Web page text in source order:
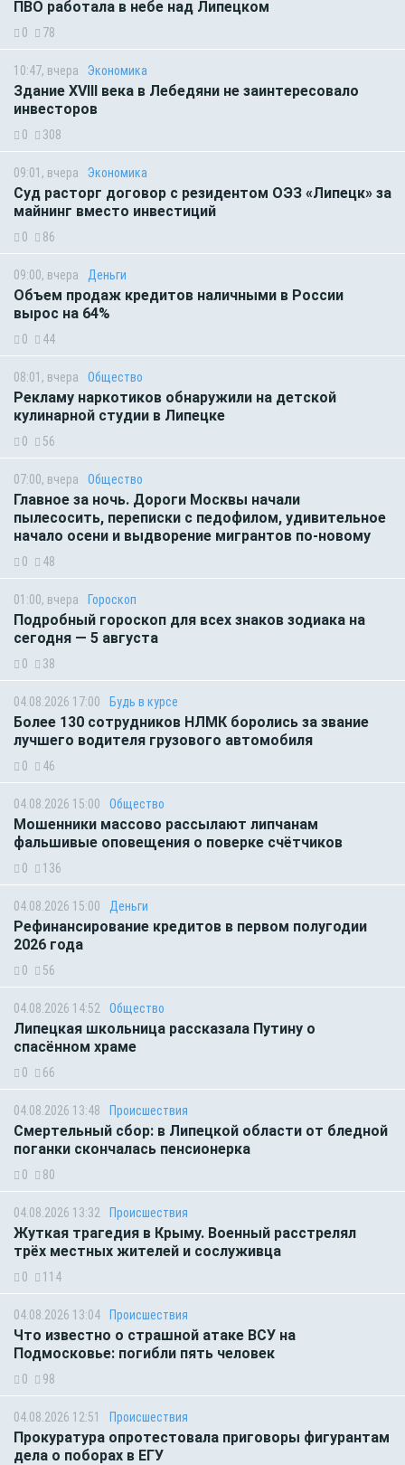
ПВО работала в небе над Липецком
0 78
10:47, вчера Экономика
Здание XVIII века в Лебедяни не заинтересовало
инвесторов
0 308
09:01, вчера Экономика
Суд расторг договор с резидентом ОЭЗ «Липецк» за
майнинг вместо инвестиций
0 86
09:00, вчера Деньги
Объем продаж кредитов наличными в России
вырос на 64%
0 44
08:01, вчера Общество
Рекламу наркотиков обнаружили на детской
кулинарной студии в Липецке
0 56
07:00, вчера Общество
Главное за ночь. Дороги Москвы начали
пылесосить, переписки с педофилом, удивительное
начало осени и выдворение мигрантов по-новому
0 48
01:00, вчера Гороскоп
Подробный гороскоп для всех знаков зодиака на
сегодня — 5 августа
0 38
04.08.2026 17:00 Будь в курсе
Более 130 сотрудников НЛМК боролись за звание
лучшего водителя грузового автомобиля
0 46
04.08.2026 15:00 Общество
Мошенники массово рассылают липчанам
фальшивые оповещения о поверке счётчиков
0 136
04.08.2026 15:00 Деньги
Рефинансирование кредитов в первом полугодии
2026 года
0 56
04.08.2026 14:52 Общество
Липецкая школьница рассказала Путину о
спасённом храме
0 66
04.08.2026 13:48 Происшествия
Смертельный сбор: в Липецкой области от бледной
поганки скончалась пенсионерка
0 80
04.08.2026 13:32 Происшествия
Жуткая трагедия в Крыму. Военный расстрелял
трёх местных жителей и сослуживца
0 114
04.08.2026 13:04 Происшествия
Что известно о страшной атаке ВСУ на
Подмосковье: погибли пять человек
0 98
04.08.2026 12:51 Происшествия
Прокуратура опротестовала приговоры фигурантам
дела о поборах в ЕГУ